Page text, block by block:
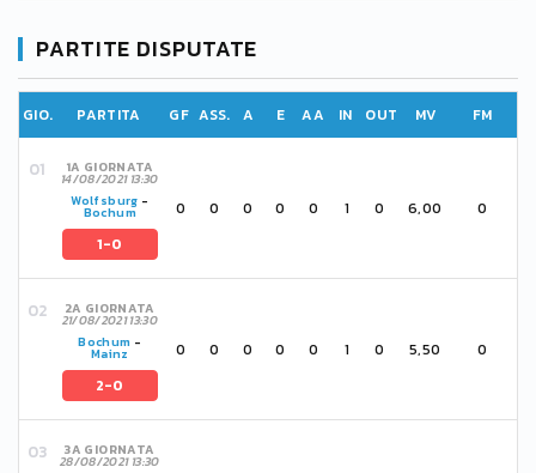
PARTITE DISPUTATE
GIO. PARTITA GF ASS. A E AA IN OUT MV FM
1A GIORNATA
14/08/2021 13:30
Wolfsburg -
Bochum
1-0
0 0 0 0 0 1 0 6,00 0
2A GIORNATA
21/08/2021 13:30
Bochum -
Mainz
2-0
0 0 0 0 0 1 0 5,50 0
3A GIORNATA
28/08/2021 13:30